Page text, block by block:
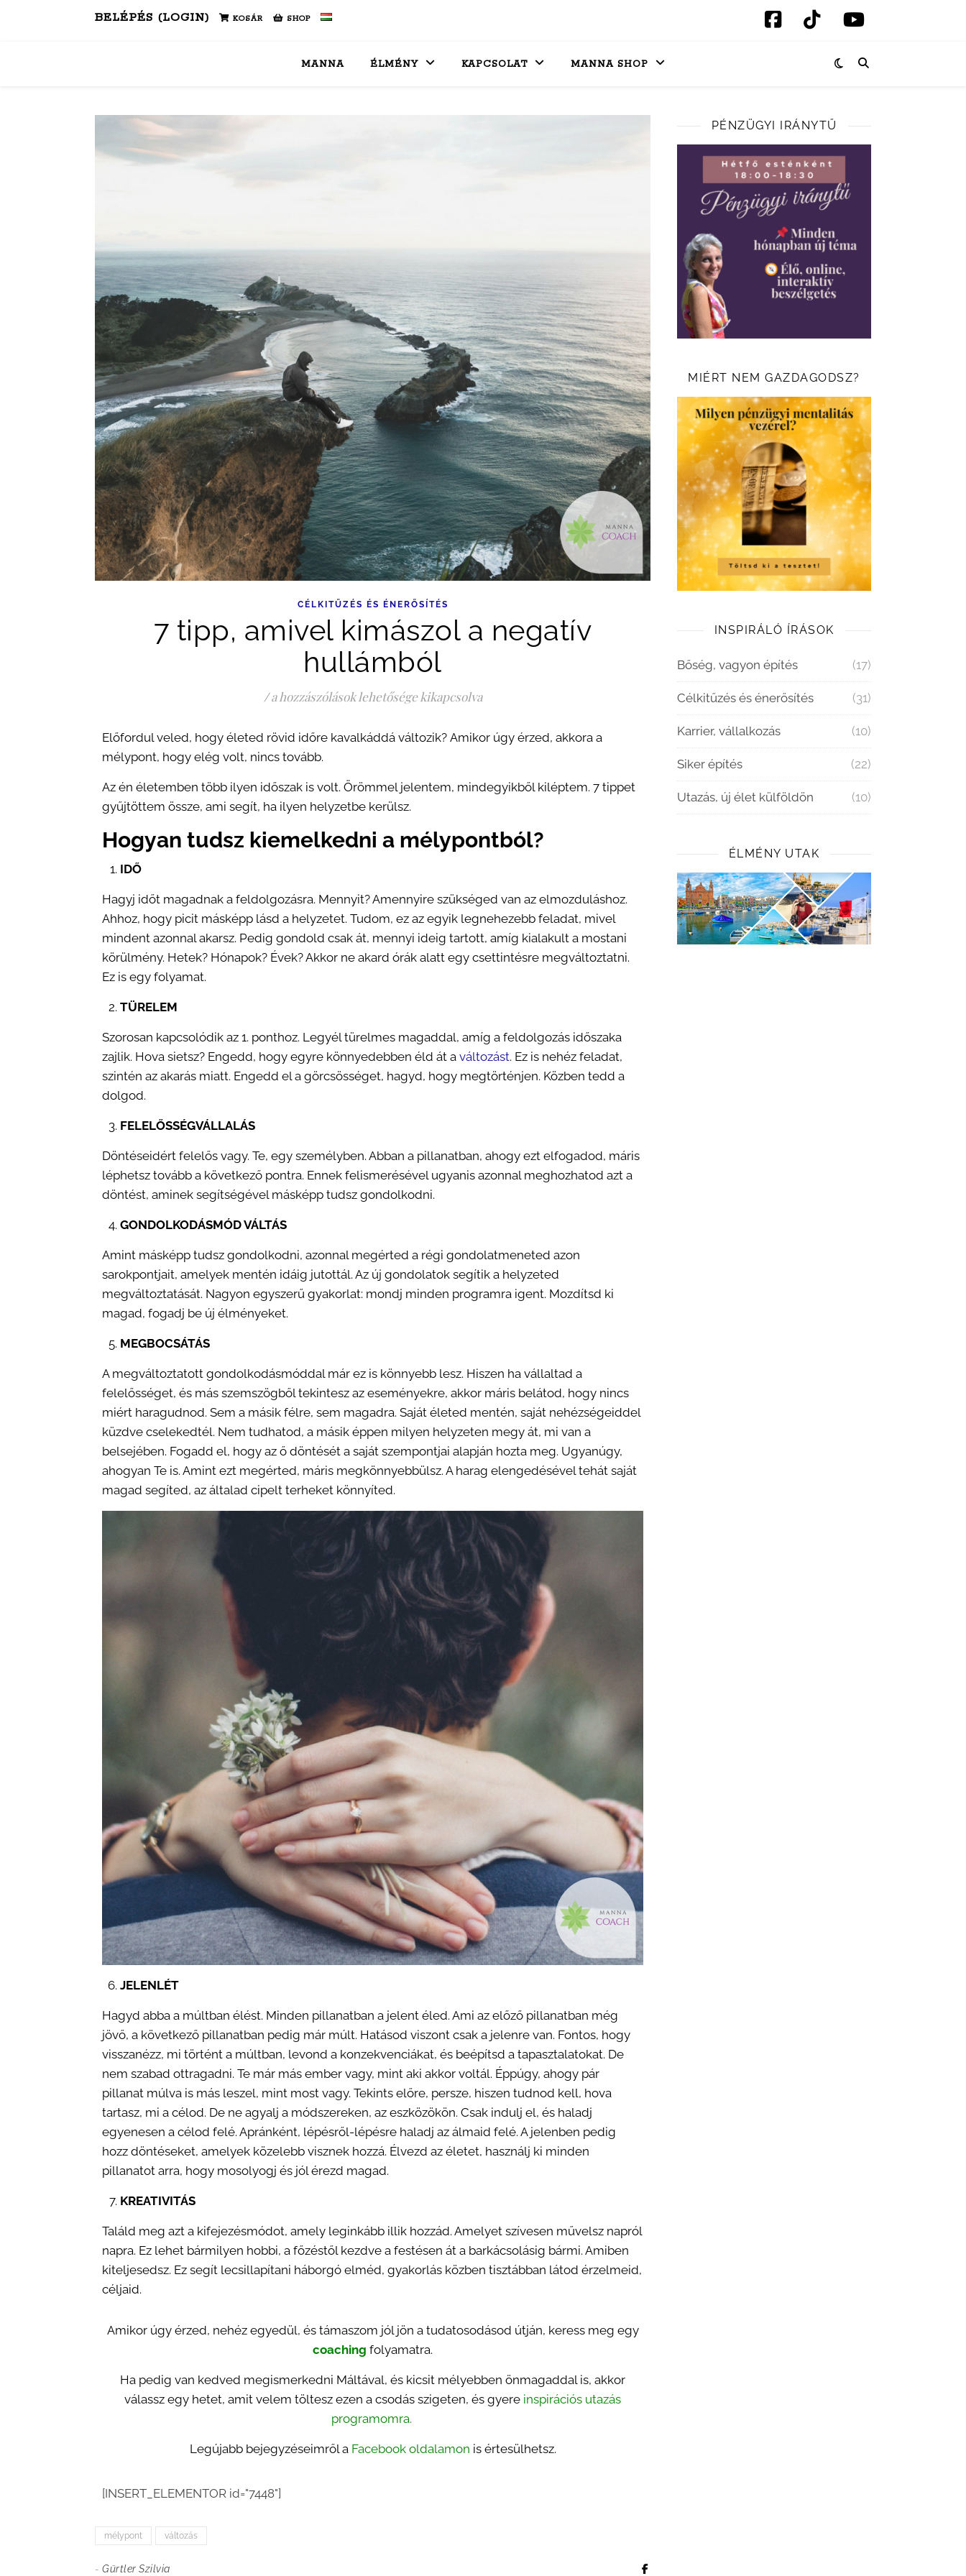
BELÉPÉS (LOGIN) KOSÁR SHOP
MANNA ÉLMÉNY KAPCSOLAT MANNA SHOP
CÉLKITŰZÉS ÉS ÉNERŐSÍTÉS
7 tipp, amivel kimászol a negatív
hullámból
/ a hozzászólások lehetősége kikapcsolva
Előfordul veled, hogy életed rövid időre kavalkáddá változik? Amikor úgy érzed, akkora a
mélypont, hogy elég volt, nincs tovább.
Az én életemben több ilyen időszak is volt. Örömmel jelentem, mindegyikből kiléptem. 7 tippet
gyűjtöttem össze, ami segít, ha ilyen helyzetbe kerülsz.
Hogyan tudsz kiemelkedni a mélypontból?
IDŐ
Hagyj időt magadnak a feldolgozásra. Mennyit? Amennyire szükséged van az elmozduláshoz.
Ahhoz, hogy picit másképp lásd a helyzetet. Tudom, ez az egyik legnehezebb feladat, mivel
mindent azonnal akarsz. Pedig gondold csak át, mennyi ideig tartott, amíg kialakult a mostani
körülmény. Hetek? Hónapok? Évek? Akkor ne akard órák alatt egy csettintésre megváltoztatni.
Ez is egy folyamat.
TÜRELEM
Szorosan kapcsolódik az 1. ponthoz. Legyél türelmes magaddal, amíg a feldolgozás időszaka
zajlik. Hova sietsz? Engedd, hogy egyre könnyedebben éld át a változást. Ez is nehéz feladat,
szintén az akarás miatt. Engedd el a görcsösséget, hagyd, hogy megtörténjen. Közben tedd a
dolgod.
FELELŐSSÉGVÁLLALÁS
Döntéseidért felelős vagy. Te, egy személyben. Abban a pillanatban, ahogy ezt elfogadod, máris
léphetsz tovább a következő pontra. Ennek felismerésével ugyanis azonnal meghozhatod azt a
döntést, aminek segítségével másképp tudsz gondolkodni.
GONDOLKODÁSMÓD VÁLTÁS
Amint másképp tudsz gondolkodni, azonnal megérted a régi gondolatmeneted azon
sarokpontjait, amelyek mentén idáig jutottál. Az új gondolatok segítik a helyzeted
megváltoztatását. Nagyon egyszerű gyakorlat: mondj minden programra igent. Mozdítsd ki
magad, fogadj be új élményeket.
MEGBOCSÁTÁS
A megváltoztatott gondolkodásmóddal már ez is könnyebb lesz. Hiszen ha vállaltad a
felelősséget, és más szemszögből tekintesz az eseményekre, akkor máris belátod, hogy nincs
miért haragudnod. Sem a másik félre, sem magadra. Saját életed mentén, saját nehézségeiddel
küzdve cselekedtél. Nem tudhatod, a másik éppen milyen helyzeten megy át, mi van a
belsejében. Fogadd el, hogy az ő döntését a saját szempontjai alapján hozta meg. Ugyanúgy,
ahogyan Te is. Amint ezt megérted, máris megkönnyebbülsz. A harag elengedésével tehát saját
magad segíted, az általad cipelt terheket könnyíted.
JELENLÉT
Hagyd abba a múltban élést. Minden pillanatban a jelent éled. Ami az előző pillanatban még
jövő, a következő pillanatban pedig már múlt. Hatásod viszont csak a jelenre van. Fontos, hogy
visszanézz, mi történt a múltban, levond a konzekvenciákat, és beépítsd a tapasztalatokat. De
nem szabad ottragadni. Te már más ember vagy, mint aki akkor voltál. Éppúgy, ahogy pár
pillanat múlva is más leszel, mint most vagy. Tekints előre, persze, hiszen tudnod kell, hova
tartasz, mi a célod. De ne agyalj a módszereken, az eszközökön. Csak indulj el, és haladj
egyenesen a célod felé. Apránként, lépésről-lépésre haladj az álmaid felé. A jelenben pedig
hozz döntéseket, amelyek közelebb visznek hozzá. Élvezd az életet, használj ki minden
pillanatot arra, hogy mosolyogj és jól érezd magad.
KREATIVITÁS
Találd meg azt a kifejezésmódot, amely leginkább illik hozzád. Amelyet szívesen művelsz napról
napra. Ez lehet bármilyen hobbi, a főzéstől kezdve a festésen át a barkácsolásig bármi. Amiben
kiteljesedsz. Ez segít lecsillapítani háborgó elméd, gyakorlás közben tisztábban látod érzelmeid,
céljaid.
Amikor úgy érzed, nehéz egyedül, és támaszom jól jön a tudatosodásod útján, keress meg egy
coaching folyamatra.
Ha pedig van kedved megismerkedni Máltával, és kicsit mélyebben önmagaddal is, akkor
válassz egy hetet, amit velem töltesz ezen a csodás szigeten, és gyere inspirációs utazás
programomra.
Legújabb bejegyzéseimről a Facebook oldalamon is értesülhetsz.
[INSERT_ELEMENTOR id="7448"]
mélypont változás
- Gürtler Szilvia
PÉNZÜGYI IRÁNYTŰ
MIÉRT NEM GAZDAGODSZ?
INSPIRÁLÓ ÍRÁSOK
Bőség, vagyon építés (17)
Célkitűzés és énerősítés (31)
Karrier, vállalkozás (10)
Siker építés (22)
Utazás, új élet külföldön (10)
ÉLMÉNY UTAK